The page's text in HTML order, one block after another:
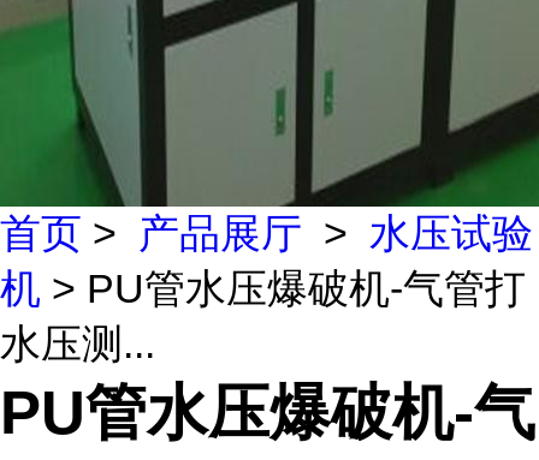
首页 > 产品展厅 > 水压试验
机 > PU管水压爆破机-气管打
水压测...
PU管水压爆破机-气